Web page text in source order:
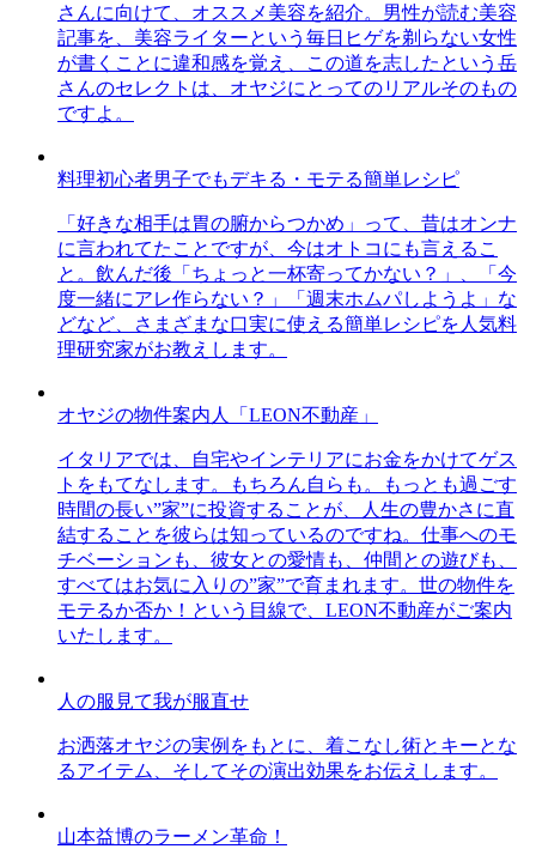
さんに向けて、オススメ美容を紹介。男性が読む美容
記事を、美容ライターという毎日ヒゲを剃らない女性
が書くことに違和感を覚え、この道を志したという岳
さんのセレクトは、オヤジにとってのリアルそのもの
ですよ。
料理初心者男子でもデキる・モテる簡単レシピ
「好きな相手は胃の腑からつかめ」って、昔はオンナ
に言われてたことですが、今はオトコにも言えるこ
と。飲んだ後「ちょっと一杯寄ってかない？」、「今
度一緒にアレ作らない？」「週末ホムパしようよ」な
どなど、さまざまな口実に使える簡単レシピを人気料
理研究家がお教えします。
オヤジの物件案内人「LEON不動産」
イタリアでは、自宅やインテリアにお金をかけてゲス
トをもてなします。もちろん自らも。もっとも過ごす
時間の長い”家”に投資することが、人生の豊かさに直
結することを彼らは知っているのですね。仕事へのモ
チベーションも、彼女との愛情も、仲間との遊びも、
すべてはお気に入りの”家”で育まれます。世の物件を
モテるか否か！という目線で、LEON不動産がご案内
いたします。
人の服見て我が服直せ
お洒落オヤジの実例をもとに、着こなし術とキーとな
るアイテム、そしてその演出効果をお伝えします。
山本益博のラーメン革命！